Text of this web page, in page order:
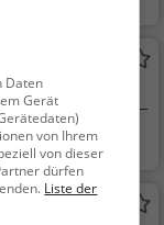
Kunst & Museen
Daten
Gerät
von Ihrem
von dieser
dürfen
Liste der